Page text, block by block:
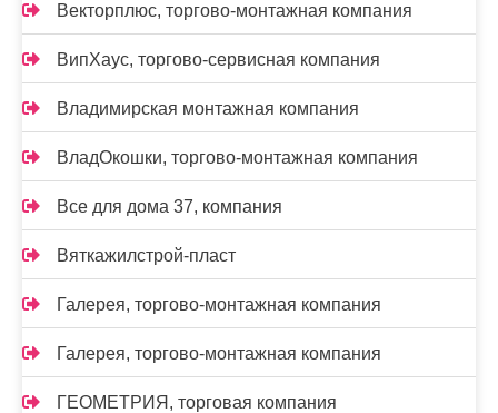
Векторплюс, торгово-монтажная компания
ВипХаус, торгово-сервисная компания
Владимирская монтажная компания
ВладОкошки, торгово-монтажная компания
Все для дома 37, компания
Вяткажилстрой-пласт
Галерея, торгово-монтажная компания
Галерея, торгово-монтажная компания
ГЕОМЕТРИЯ, торговая компания